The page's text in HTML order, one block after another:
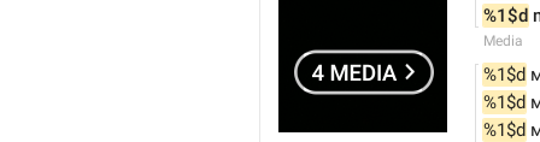
%1$d
Media
%1$d
%1$d
%1$d